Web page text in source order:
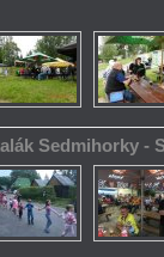
Sedmihorky -